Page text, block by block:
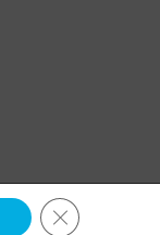
Close GDPR